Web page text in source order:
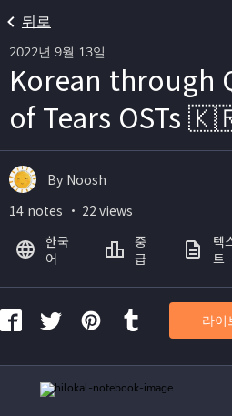
뒤로
2022년 9월 13일
Korean through
of Tears OSTs
By Noosh
14 notes ・ 22 views
한국
어
중
급
텍
트
라이